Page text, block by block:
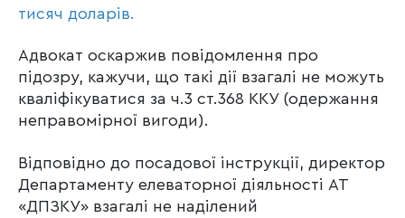
тисяч доларів.
Адвокат оскаржив повідомлення про
підозру, кажучи, що такі дії взагалі не можуть
кваліфікуватися за ч.3 ст.368 ККУ (одержання
неправомірної вигоди).
Відповідно до посадової інструкції, директор
Департаменту елеваторної діяльності АТ
«ДПЗКУ» взагалі не наділений